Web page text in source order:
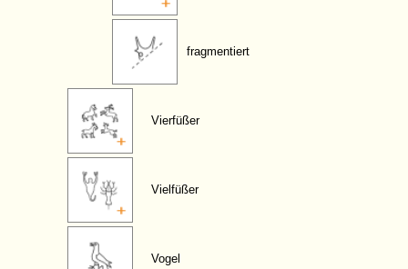
fragmentiert
Vierfüßer
Vielfüßer
Vogel